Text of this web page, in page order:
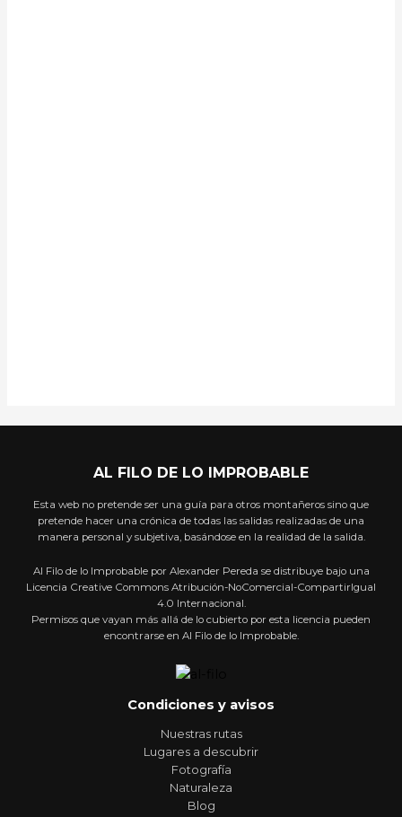
AL FILO DE LO IMPROBABLE
Esta web no pretende ser una guía para otros montañeros sino que
pretende hacer una crónica de todas las salidas realizadas de una
manera personal y subjetiva, basándose en la realidad de la salida.
Al Filo de lo Improbable por Alexander Pereda se distribuye bajo una
Licencia Creative Commons Atribución-NoComercial-CompartirIgual
4.0 Internacional.
Permisos que vayan más allá de lo cubierto por esta licencia pueden
encontrarse en Al Filo de lo Improbable.
Condiciones y avisos
Nuestras rutas
Lugares a descubrir
Fotografía
Naturaleza
Blog